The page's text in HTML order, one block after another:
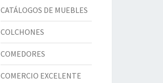
CATÁLOGOS DE MUEBLES
COLCHONES
COMEDORES
COMERCIO EXCELENTE